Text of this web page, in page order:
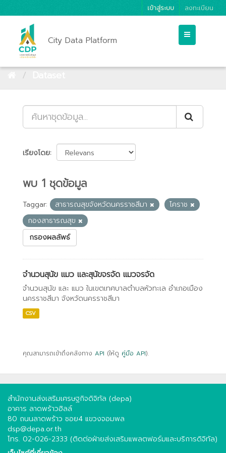
เข้าสู่ระบบ ลงทะเบียน
City Data Platform
เรียงโดย
พบ 1 ชุดข้อมูล
Taggar: สาธารณสุขจังหวัดนครราชสีมา
โคราช
กองสาธารณสุข
กรองผลลัพธ์
จำนวนสุนัข แมว และสุนัขจรจัด แมวจรจัด
จำนวนสุนัข และ แมว ในเขตเทศบาลตำบลหัวทะเล อำเภอเมือง
นครราชสีมา จังหวัดนครราชสีมา
CSV
คุณสามารถเข้าถึงคลังทาง API (ให้ดู คู่มือ API).
สำนักงานส่งเสริมเศรษฐกิจดิจิทัล (depa)
อาคาร ลาดพร้าวฮิลล์
80 ถนนลาดพร้าว ซอย4 แขวงจอมพล
dsp@depa.or.th
โทร. 02-026-2333 (ติดต่อฝ่ายส่งเสริมแพลตฟอร์มและบริการดิจิทัล)